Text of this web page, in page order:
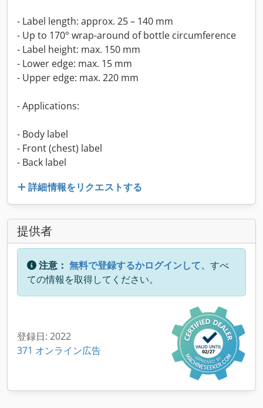
- Label length: approx. 25 – 140 mm
- Up to 170° wrap-around of bottle circumference
- Label height: max. 150 mm
- Lower edge: max. 15 mm
- Upper edge: max. 220 mm
- Applications:
- Body label
- Front (chest) label
- Back label
詳細情報をリクエストする
提供者
注意： 無料で登録するかログインして、 すべ
ての情報を取得してください。
登録日: 2022
371 オンライン広告